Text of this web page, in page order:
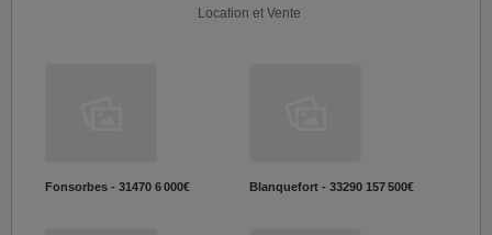
Location et Vente
Fonsorbes - 31470 6 000€ Blanquefort - 33290 157 500€